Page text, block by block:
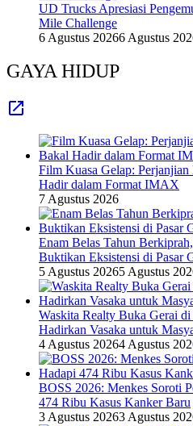
UD Trucks Apresiasi
Mile Challenge
6 Agustus 20266 Agustus
GAYA HIDUP
Film Kuasa Gelap:
Hadir dalam Format IMAX
7 Agustus 2026
Enam Belas Tahun
Buktikan Eksistensi di Pasar
5 Agustus 20265 Agustus
Waskita Realty Buka Gerai
Hadirkan Vasaka untuk
4 Agustus 20264 Agustus
BOSS 2026: Menkes Soroti
474 Ribu Kasus Kanker Baru
3 Agustus 20263 Agustus